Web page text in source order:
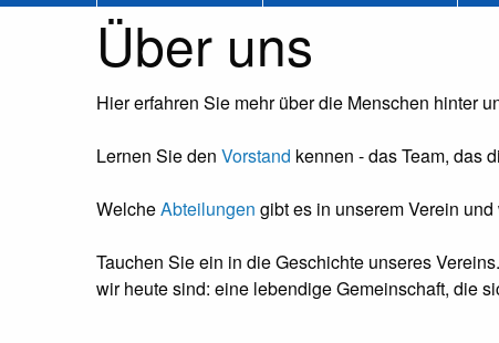
Über uns
Hier erfahren Sie mehr über die Menschen hinter
Lernen Sie den Vorstand kennen - das Team, das
WelcheAbteilungen gibt es in unserem Verein
Tauchen Sie ein in die Geschichte unseres
wir heute sind: eine lebendige Gemeinschaft, die